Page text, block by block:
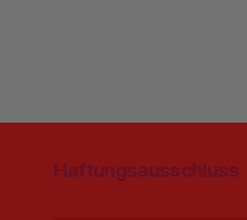
Haftungsausschluss